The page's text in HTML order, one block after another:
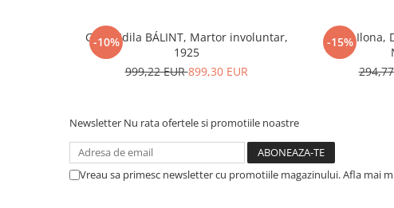
-10%
Gyula Idila BÁLINT, Martor involuntar,
1925
999,22 EUR899,30 EUR
-15%
LUKA Ilona,
Newsletter Nu rata ofertele si promotiile noastre
Vreau sa primesc newsletter cu promotiile magazinului. Afla mai